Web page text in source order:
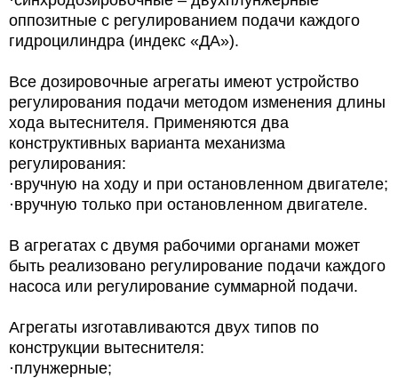
оппозитные с регулированием подачи каждого
гидроцилиндра (индекс «ДА»).
Все дозировочные агрегаты имеют устройство
регулирования подачи методом изменения длины
хода вытеснителя. Применяются два
конструктивных варианта механизма
регулирования:
·вручную на ходу и при остановленном двигателе;
·вручную только при остановленном двигателе.
В агрегатах с двумя рабочими органами может
быть реализовано регулирование подачи каждого
насоса или регулирование суммарной подачи.
Агрегаты изготавливаются двух типов по
конструкции вытеснителя:
·плунжерные;